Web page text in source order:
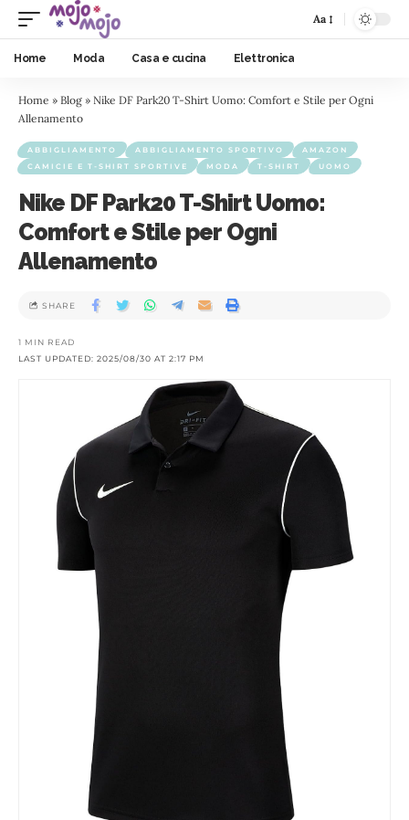
Aa
Home Moda Casa e cucina Elettronica
Home » Blog » Nike DF Park20 T-Shirt Uomo: Comfort e Stile per Ogni
Allenamento
ABBIGLIAMENTO ABBIGLIAMENTO SPORTIVO
AMAZON
CAMICIE E T-SHIRT SPORTIVE
MODA T-SHIRT UOMO
Nike DF Park20 T-Shirt Uomo:
Comfort e Stile per Ogni
Allenamento
LAST UPDATED: 2025/08/30 AT 2:17 PM
1 MIN READ
SHARE